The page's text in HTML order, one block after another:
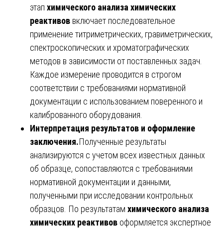
этап химического анализа химических
реактивов включает последовательное
применение титриметрических, гравиметрических,
спектроскопических и хроматографических
методов в зависимости от поставленных задач.
Каждое измерение проводится в строгом
соответствии с требованиями нормативной
документации с использованием поверенного и
калиброванного оборудования.
Интерпретация результатов и оформление
заключения.Полученные результаты
анализируются с учетом всех известных данных
об образце, сопоставляются с требованиями
нормативной документации и данными,
полученными при исследовании контрольных
образцов. По результатам химического анализа
химических реактивов оформляется экспертное